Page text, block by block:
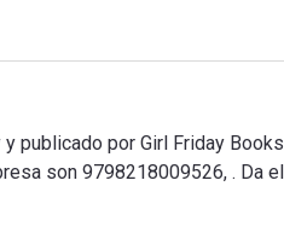
publicado por Girl Friday
son 9798218009526, . Da